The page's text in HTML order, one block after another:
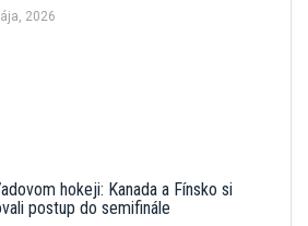
2026
hokeji: Kanada a Fínsko si
postup do semifinále